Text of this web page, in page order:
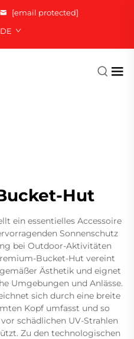
[email protected]
DE
Hut
ein essentielles Accessoire
Sonnenschutz
bei Outdoor-Aktivitäten
Bucket-Hut vereint
Ästhetik und eignet
Umgebungen und Anlässe.
sich durch eine breite
Kopf umfasst und so
schädlichen UV-Strahlen
Zu den technologischen